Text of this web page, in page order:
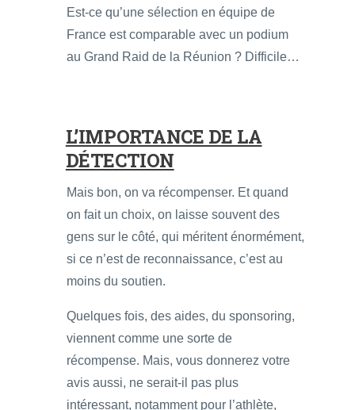
Est-ce qu’une sélection en équipe de
France est comparable avec un podium
au Grand Raid de la Réunion ? Difficile…
L’IMPORTANCE DE LA
DÉTECTION
Mais bon, on va récompenser. Et quand
on fait un choix, on laisse souvent des
gens sur le côté, qui méritent énormément,
si ce n’est de reconnaissance, c’est au
moins du soutien.
Quelques fois, des aides, du sponsoring,
viennent comme une sorte de
récompense. Mais, vous donnerez votre
avis aussi, ne serait-il pas plus
intéressant, notamment pour l’athlète,